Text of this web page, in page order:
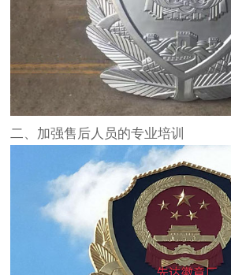
二、加强售后人员的专业培训